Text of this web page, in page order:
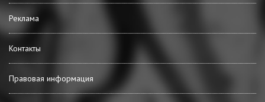
Реклама
Контакты
Правовая информация